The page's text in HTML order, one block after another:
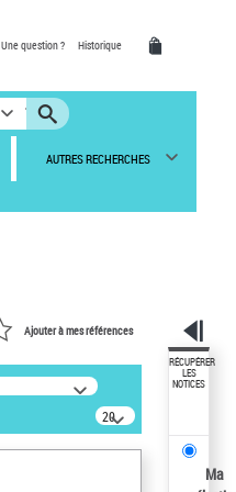
Une question ? Historique
AUTRES RECHERCHES
Ajouter à mes références
20
résultats/page
RÉCUPÉRER
LES
NOTICES
Ma